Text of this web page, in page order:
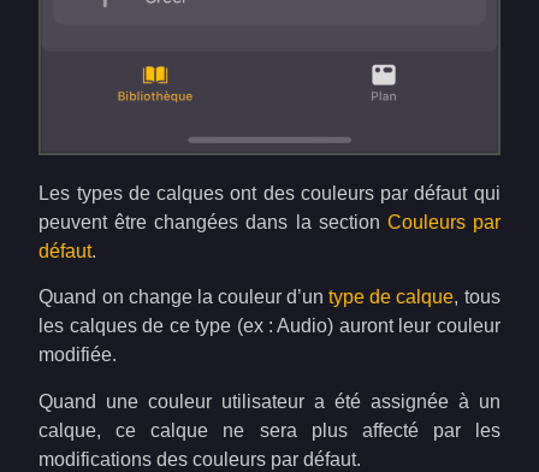
Les types de calques ont des couleurs par défaut qui
peuvent être changées dans la section Couleurs par
défaut.
Quand on change la couleur d’untype de calque, tous
les calques de ce type (ex : Audio) auront leur couleur
modifiée.
Quand une couleur utilisateur a été assignée à un
calque, ce calque ne sera plus affecté par les
modifications des couleurs par défaut.